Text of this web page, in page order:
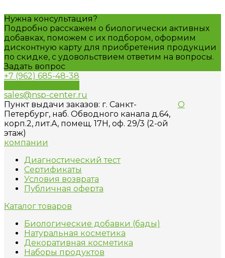
Нужна консультация?
Подробно расскажем о биологически активных
добавках, поможем с их подбором, оформим
дисконтную карту для приобретения продукции
по скидке, с удовольствием ответим на вопросы.
Задать вопрос
+7 (962) 685-48-38
sales@nsp-center.ru
Пункт выдачи заказов: г. Санкт-
Петербург, наб. Обводного канала д.64,
корп.2, лит.А, помещ. 17H, оф. 29/3 (2-ой
этаж)
О
компании
Диагностический тест
Сертификаты
Условия возврата
Публичная оферта
Каталог товаров
Биологические добавки (бады)
Натуральная косметика
Декоративная косметика
Наборы продуктов